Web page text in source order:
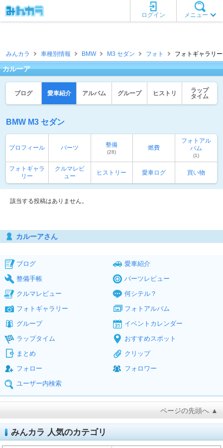
メニュー
ログイン
みんカラ 車種別情報 BMW M3 セダン フォト フォトギャラリ
カルーア
ブログ 愛車紹介 アルバム グループ ヒストリ
ラップ
タイム
BMW M3 セダン
プロフィール パーツ 整備
(28)
燃費
フォトアル
バム
(1)
フォトギャラ
リー
クルマレビ
ュー
ヒストリー 愛車ログ 買い物
該当する投稿はありません。
カルーアさん
ブログ
愛車紹介
整備手帳
パーツレビュー
クルマレビュー
何シテル？
フォトギャラリー
フォトアルバム
グループ
イベントカレンダー
ラップタイム
おすすめスポット
まとめ
クリップ
フォロー
フォロワー
ユーザー内検索
ページの先頭へ ▲
みんカラ 人気のカテゴリ